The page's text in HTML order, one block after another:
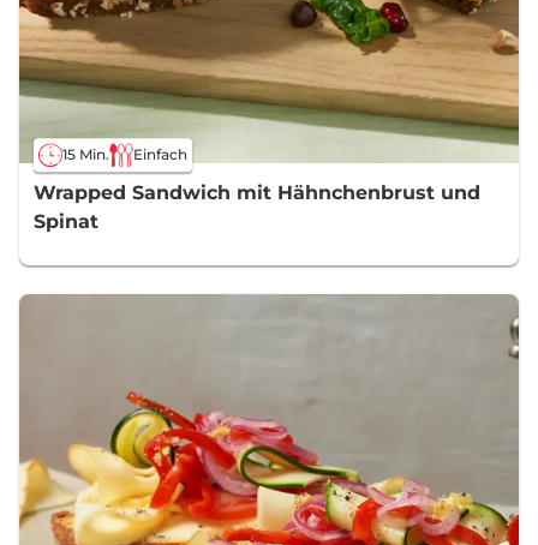
15 Min. Einfach
Wrapped Sandwich mit Hähnchenbrust und
Spinat